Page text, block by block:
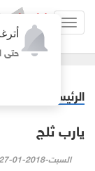
حتى
الرئيسية
يارب ثلج
السبت-2018-01-27 | 09:17 pm